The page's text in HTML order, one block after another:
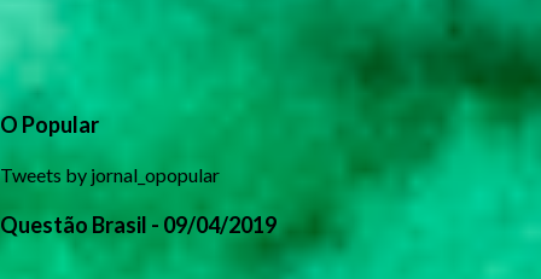
O Popular
Tweets by jornal_opopular
Questão Brasil - 09/04/2019